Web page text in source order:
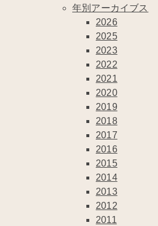
年別アーカイブス
2026
2025
2023
2022
2021
2020
2019
2018
2017
2016
2015
2014
2013
2012
2011